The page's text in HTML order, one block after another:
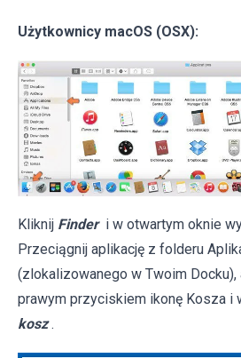
Użytkownicy macOS (OSX):
Kliknij Finder i w otwartym oknie
Przeciągnij aplikację z folderu
(zlokalizowanego w Twoim Docku),
prawym przyciskiem ikonę Kosza i
kosz .